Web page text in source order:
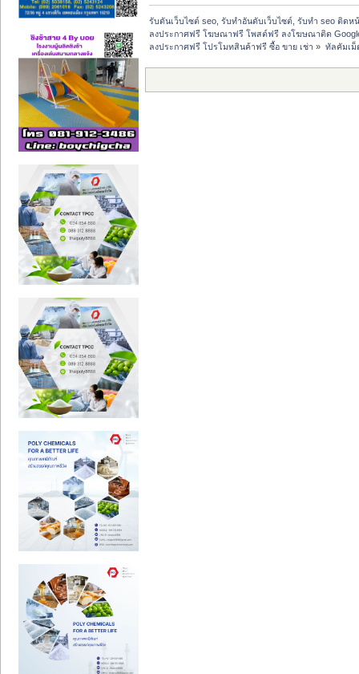
รับดันเว็บไซต์ seo, รับทำอันดับเว็บไซต์, รับทำ seo ติดห
ลงประกาศฟรี โฆษณาฟรี โพสต์ฟรี ลงโฆษณาติด
ลงประกาศฟรี โปรโมทสินค้าฟรี ซื้อ ขาย เช่า » ทัลคัมเม็